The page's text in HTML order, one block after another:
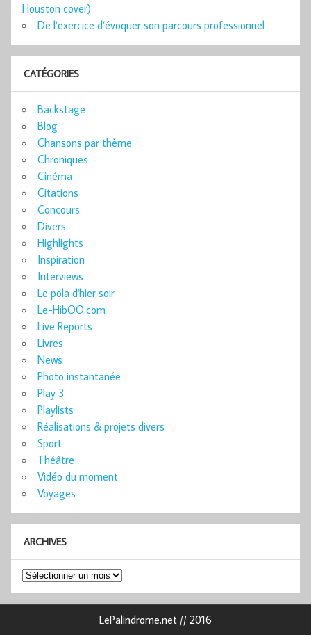
Houston cover)
De l’exercice d’évoquer son parcours professionnel
CATÉGORIES
Backstage
Blog
Chansons par thème
Chroniques
Cinéma
Citations
Concours
Divers
Highlights
Inspiration
Interviews
Le pola d'hier soir
Le-HibOO.com
Live Reports
Livres
News
Photo instantanée
Play 3
Playlists
Réalisations & projets divers
Sport
Théâtre
Vidéo du moment
Voyages
ARCHIVES
Archives
LePalindrome.net // 2016